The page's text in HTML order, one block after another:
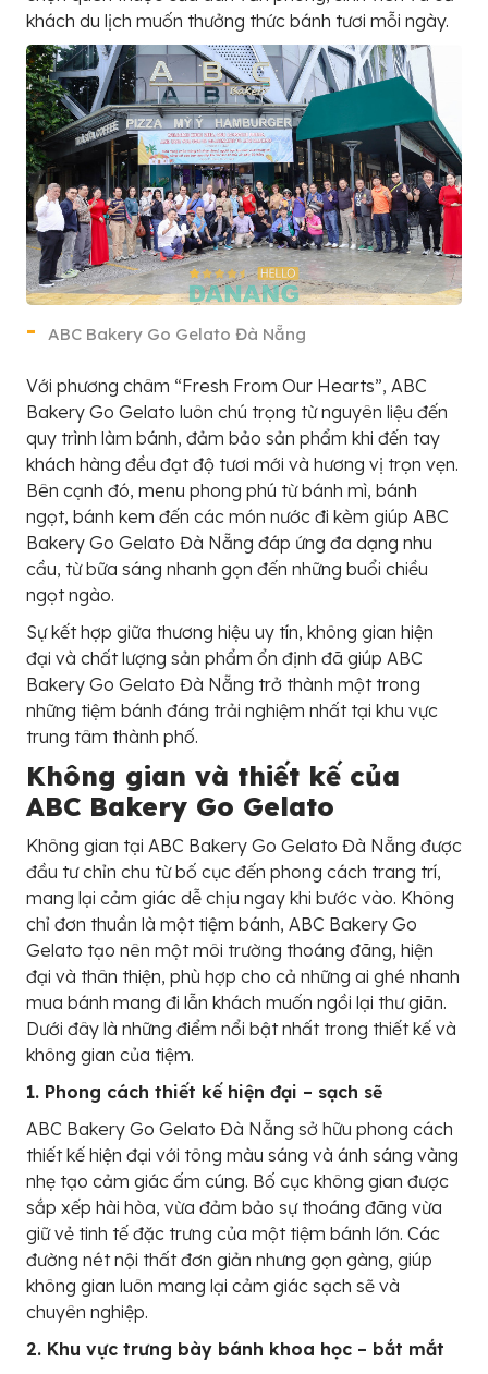
khách du lịch muốn thưởng thức bánh tươi mỗi ngày.
ABC Bakery Go Gelato Đà Nẵng
Với phương châm “Fresh From Our Hearts”, ABC
Bakery Go Gelato luôn chú trọng từ nguyên liệu đến
quy trình làm bánh, đảm bảo sản phẩm khi đến tay
khách hàng đều đạt độ tươi mới và hương vị trọn vẹn.
Bên cạnh đó, menu phong phú từ bánh mì, bánh
ngọt, bánh kem đến các món nước đi kèm giúp ABC
Bakery Go Gelato Đà Nẵng đáp ứng đa dạng nhu
cầu, từ bữa sáng nhanh gọn đến những buổi chiều
ngọt ngào.
Sự kết hợp giữa thương hiệu uy tín, không gian hiện
đại và chất lượng sản phẩm ổn định đã giúp ABC
Bakery Go Gelato Đà Nẵng trở thành một trong
những tiệm bánh đáng trải nghiệm nhất tại khu vực
trung tâm thành phố.
Không gian và thiết kế của
ABC Bakery Go Gelato
Không gian tại ABC Bakery Go Gelato Đà Nẵng được
đầu tư chỉn chu từ bố cục đến phong cách trang trí,
mang lại cảm giác dễ chịu ngay khi bước vào. Không
chỉ đơn thuần là một tiệm bánh, ABC Bakery Go
Gelato tạo nên một môi trường thoáng đãng, hiện
đại và thân thiện, phù hợp cho cả những ai ghé nhanh
mua bánh mang đi lẫn khách muốn ngồi lại thư giãn.
Dưới đây là những điểm nổi bật nhất trong thiết kế và
không gian của tiệm.
1. Phong cách thiết kế hiện đại – sạch sẽ
ABC Bakery Go Gelato Đà Nẵng sở hữu phong cách
thiết kế hiện đại với tông màu sáng và ánh sáng vàng
nhẹ tạo cảm giác ấm cúng. Bố cục không gian được
sắp xếp hài hòa, vừa đảm bảo sự thoáng đãng vừa
giữ vẻ tinh tế đặc trưng của một tiệm bánh lớn. Các
đường nét nội thất đơn giản nhưng gọn gàng, giúp
không gian luôn mang lại cảm giác sạch sẽ và
chuyên nghiệp.
2. Khu vực trưng bày bánh khoa học – bắt mắt